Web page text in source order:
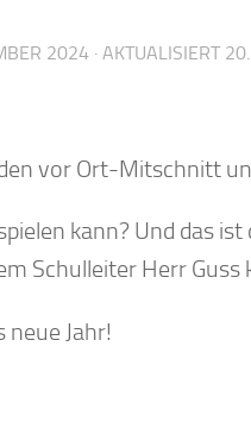
2024 · AKTUALISIERT
vor Ort-Mitschnitt
kann? Und das
Schulleiter Herr Guss
Jahr!